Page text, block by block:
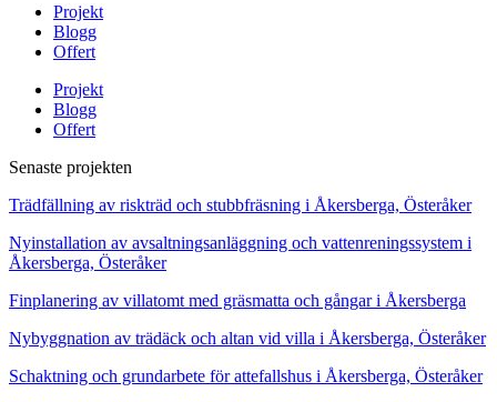
Projekt
Blogg
Offert
Projekt
Blogg
Offert
Senaste projekten
Trädfällning av riskträd och stubbfräsning i Åkersberga, Österåker
Nyinstallation av avsaltningsanläggning och vattenreningssystem i
Åkersberga, Österåker
Finplanering av villatomt med gräsmatta och gångar i Åkersberga
Nybyggnation av trädäck och altan vid villa i Åkersberga, Österåker
Schaktning och grundarbete för attefallshus i Åkersberga, Österåker